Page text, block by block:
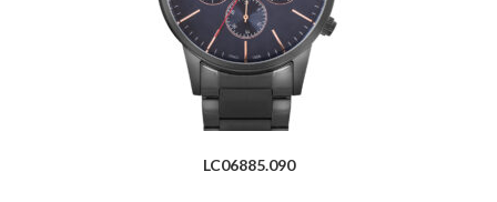
LC06885.090